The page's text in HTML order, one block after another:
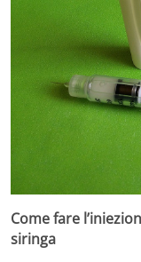
Come fare
siringa